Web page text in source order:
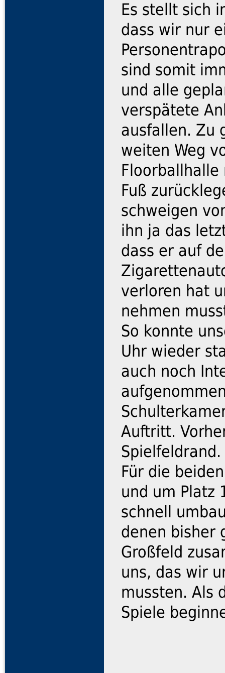
Es stellt sich
dass wir nur
sind somit
und alle
verspätete
ausfallen. Zu
weiten Weg
Floorballhalle
Fuß
schweigen
ihn ja das
dass er auf
verloren hat
nehmen
So konnte
Uhr wieder
auch noch
Auftritt.
Spielfeldrand.
Für die
und um Platz
schnell
denen bisher
Großfeld
uns, das wir
mussten. Als
Spiele